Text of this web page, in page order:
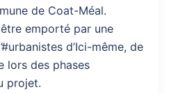
de Coat-Méal.
emporté par une
d’Ici-même, de
lors des phases
projet.